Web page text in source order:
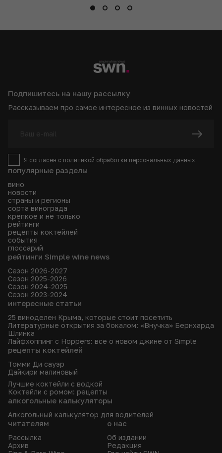
популярные разделы
вино
новости
страны и регионы
сорта винограда
крепкое и не только
рейтинги
рецепты коктейлей
события
глоссарий
рейтинги Simple wine news
Сезон 2026-2027
Сезон 2025-2026
Сезон 2024-2025
Сезон 2023-2024
интересные статьи
25 виноделен Крыма, которые стоит посетить
Литературные открытия за бокалом: «Внучка» Бернхарда
Шлинка
Лайфхоппинг с Hoppers: все о новом джине от Simple
рецепты коктейлей
Томми Ди сауэр
Дайкири малиновый
Лучшие коктейли с водкой
Коктейли с ромом: рецепты
алкогольные калькуляторы
Алкогольный калькулятор для водителей
читателям
Рассылка
Архив
о нас
Об издании
Редакция
Подпишитесь на нашу рассылку
Рассказываем про самое интересное из винных новостей
Я согласен с политикой обработки персональных данных